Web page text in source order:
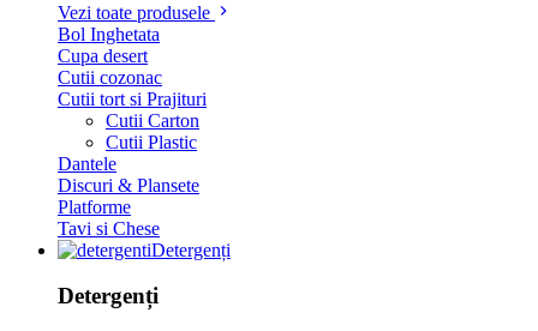
Vezi toate produsele
Bol Inghetata
Cupa desert
Cutii cozonac
Cutii tort si Prajituri
Cutii Carton
Cutii Plastic
Dantele
Discuri & Plansete
Platforme
Tavi si Chese
Detergenți
Detergenți